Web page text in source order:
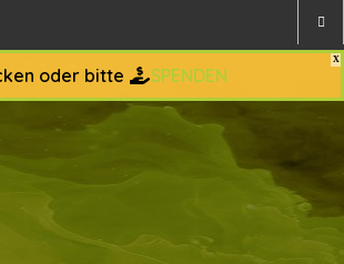
oder bitte SPENDEN